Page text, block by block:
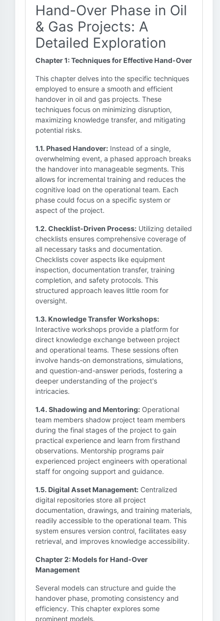
Hand-Over Phase in Oil
& Gas Projects: A
Detailed Exploration
Chapter 1: Techniques for Effective Hand-Over
This chapter delves into the specific techniques
employed to ensure a smooth and efficient
handover in oil and gas projects. These
techniques focus on minimizing disruption,
maximizing knowledge transfer, and mitigating
potential risks.
1.1. Phased Handover: Instead of a single,
overwhelming event, a phased approach breaks
the handover into manageable segments. This
allows for incremental training and reduces the
cognitive load on the operational team. Each
phase could focus on a specific system or
aspect of the project.
1.2. Checklist-Driven Process: Utilizing detailed
checklists ensures comprehensive coverage of
all necessary tasks and documentation.
Checklists cover aspects like equipment
inspection, documentation transfer, training
completion, and safety protocols. This
structured approach leaves little room for
oversight.
1.3. Knowledge Transfer Workshops:
Interactive workshops provide a platform for
direct knowledge exchange between project
and operational teams. These sessions often
involve hands-on demonstrations, simulations,
and question-and-answer periods, fostering a
deeper understanding of the project's
intricacies.
1.4. Shadowing and Mentoring: Operational
team members shadow project team members
during the final stages of the project to gain
practical experience and learn from firsthand
observations. Mentorship programs pair
experienced project engineers with operational
staff for ongoing support and guidance.
1.5. Digital Asset Management: Centralized
digital repositories store all project
documentation, drawings, and training materials,
readily accessible to the operational team. This
system ensures version control, facilitates easy
retrieval, and improves knowledge accessibility.
Chapter 2: Models for Hand-Over
Management
Several models can structure and guide the
handover phase, promoting consistency and
efficiency. This chapter explores some
prominent models.